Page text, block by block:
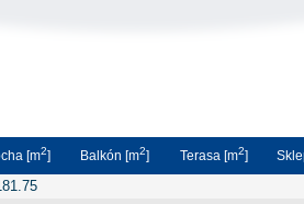
[m2] Balkón [m2] Terasa [m2]